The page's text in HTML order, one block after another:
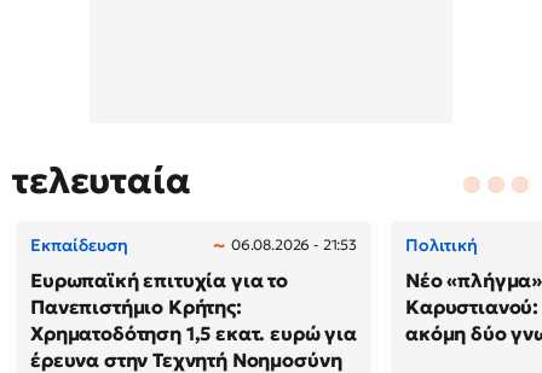
τελευταία
Εκπαίδευση 06.08.2026 - 21:53
Ευρωπαϊκή επιτυχία για το
Πανεπιστήμιο Κρήτης:
Χρηματοδότηση 1,5 εκατ. ευρώ για
έρευνα στην Τεχνητή Νοημοσύνη
Πολιτική
Νέο
ακόμη δύο